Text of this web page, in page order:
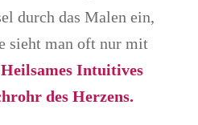
durch das Malen ein,
sieht man oft nur mit
Heilsames Intuitives
des Herzens.